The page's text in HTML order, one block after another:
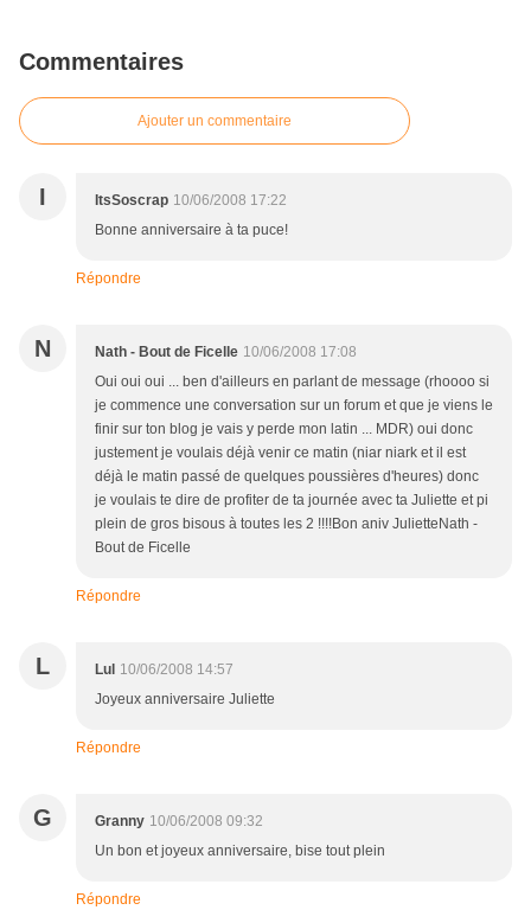
Commentaires
Ajouter un commentaire
I ItsSoscrap 10/06/2008 17:22
Bonne anniversaire à ta puce!
Répondre
N Nath - Bout de Ficelle 10/06/2008 17:08
Oui oui oui ... ben d'ailleurs en parlant de message (rhoooo si
je commence une conversation sur un forum et que je viens le
finir sur ton blog je vais y perde mon latin ... MDR) oui donc
justement je voulais déjà venir ce matin (niar niark et il est
déjà le matin passé de quelques poussières d'heures) donc
je voulais te dire de profiter de ta journée avec ta Juliette et pi
plein de gros bisous à toutes les 2 !!!!Bon aniv JulietteNath -
Bout de Ficelle
Répondre
L Lul 10/06/2008 14:57
Joyeux anniversaire Juliette
Répondre
G Granny 10/06/2008 09:32
Un bon et joyeux anniversaire, bise tout plein
Répondre